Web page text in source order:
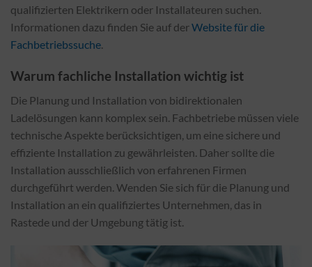
qualifizierten Elektrikern oder Installateuren suchen.
Informationen dazu finden Sie auf derWebsite für die
Fachbetriebssuche.
Warum fachliche Installation wichtig ist
Die Planung und Installation von bidirektionalen
Ladelösungen kann komplex sein. Fachbetriebe müssen viele
technische Aspekte berücksichtigen, um eine sichere und
effiziente Installation zu gewährleisten. Daher sollte die
Installation ausschließlich von erfahrenen Firmen
durchgeführt werden. Wenden Sie sich für die Planung und
Installation an ein qualifiziertes Unternehmen, das in
Rastede und der Umgebung tätig ist.